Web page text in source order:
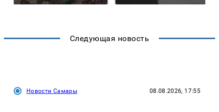
Следующая новость
Новости Самары 08.08.2026, 17:55